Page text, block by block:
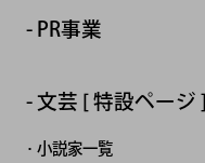
PR事業
文芸 [ 特設ページ ]
小説家一覧